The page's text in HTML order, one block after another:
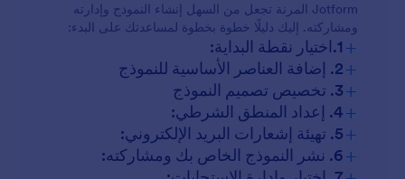
الأحداث المدرسية:
السباقات الافتراضية
أحداث الفريق:
Jotform المرنة تجعل من السهل إنشاء النموذج وإدارته
ومشاركته. إليك دليلًا خطوة بخطوة لمساعدتك على البدء:
+ 1.اختيار نقطة البداية:
+2. إضافة العناصر الأساسية للنموذج
+3. تخصيص تصميم النموذج
+4. إعداد المنطق الشرطي:
+5. تهيئة إشعارات البريد الإلكتروني:
+6. نشر النموذج الخاص بك ومشاركته: